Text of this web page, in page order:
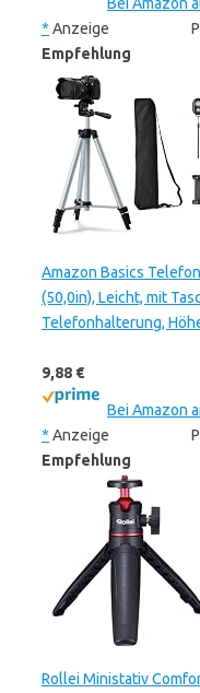
* Anzeige
Empfehlung
Amazon Basics
(50,0in), Leicht, mit
Telefonhalterung,
9,88 €
Bei Amazon
* Anzeige
Empfehlung
Rollei Ministativ